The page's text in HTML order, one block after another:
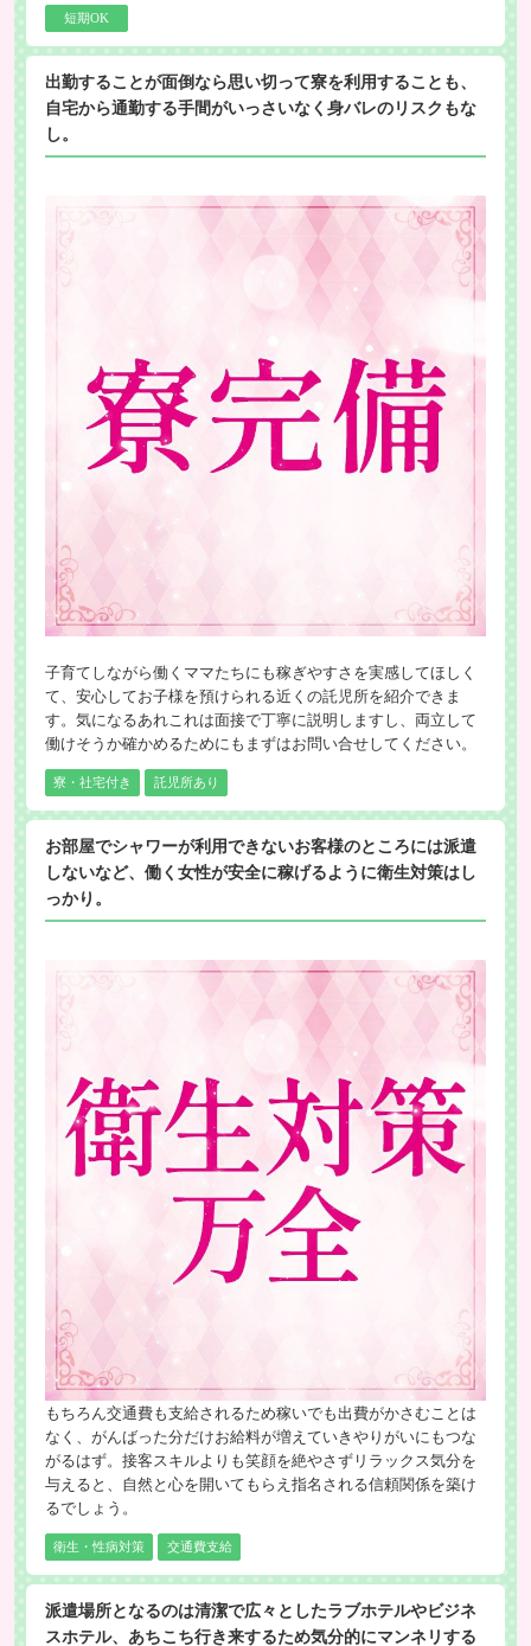
短期OK
出勤することが面倒なら思い切って寮を利用することも、
自宅から通勤する手間がいっさいなく身バレのリスクもな
し。
子育てしながら働くママたちにも稼ぎやすさを実感してほしく
て、安心してお子様を預けられる近くの託児所を紹介できま
す。気になるあれこれは面接で丁寧に説明しますし、両立して
働けそうか確かめるためにもまずはお問い合せしてください。
寮・社宅付き 託児所あり
お部屋でシャワーが利用できないお客様のところには派遣
しないなど、働く女性が安全に稼げるように衛生対策はし
っかり。
もちろん交通費も支給されるため稼いでも出費がかさむことは
なく、がんばった分だけお給料が増えていきやりがいにもつな
がるはず。接客スキルよりも笑顔を絶やさずリラックス気分を
与えると、自然と心を開いてもらえ指名される信頼関係を築け
るでしょう。
衛生・性病対策 交通費支給
派遣場所となるのは清潔で広々としたラブホテルやビジネ
スホテル、あちこち行き来するため気分的にマンネリする